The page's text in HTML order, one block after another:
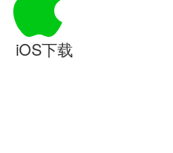
iOS下载